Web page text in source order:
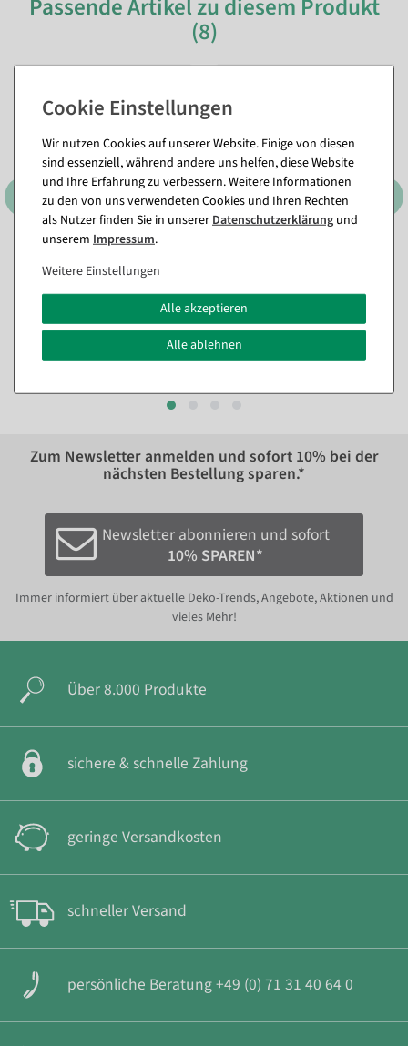
Passende Artikel zu diesem Produkt
(8)
Stück
Sofort versandfähig.
23,74 €
19,95 EUR zzgl. ges. MwSt.
11,95 EUR zzgl. ges. MwSt.
Zum Newsletter anmelden und sofort 10% bei der
nächsten Bestellung sparen.*
Newsletter abonnieren und sofort
10% SPAREN*
Immer informiert über aktuelle Deko-Trends, Angebote, Aktionen und
vieles Mehr!
Über 8.000 Produkte
sichere & schnelle Zahlung
geringe Versandkosten
schneller Versand
persönliche Beratung +49 (0) 71 31 40 64 0
Wir nutzen Cookies auf unserer Website. Einige von diesen
sind essenziell, während andere uns helfen, diese Website
und Ihre Erfahrung zu verbessern. Weitere Informationen
zu den von uns verwendeten Cookies und Ihren Rechten
als Nutzer finden Sie in unsererDaten­schutz­erklärung und
unserem Impressum.
Weitere Einstellungen
Alle akzeptieren
Alle ablehnen